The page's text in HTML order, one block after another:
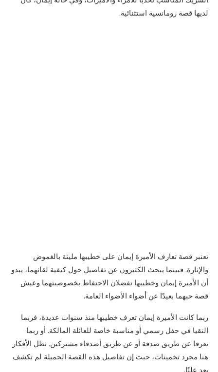
لديها قصة رومانسية استثنائية.
تعتبر قصة تعارف الأميرة إيمان على خطيبها مليئة بالغموض
والإثارة. فبينما يبحث الكثيرون عن تفاصيل حول كيفية لقائهما، يبدو
أن الأميرة إيمان وخطيبها تفضلان الاحتفاظ بخصوصيتهما وعيش
قصة حبهما بعيدًا عن أضواء الأضواء العامة.
ربما كانت الأميرة إيمان تعرف خطيبها منذ سنوات عديدة، فربما
التقيا في حفل رسمي أو مناسبة خاصة للعائلة المالكة. أو ربما
تعرفا عن طريق صدفة أو عن طريق أصدقاء مشتركين. تظل الأفكار
هنا مجرد تخمينات، حيث إن تفاصيل هذه القصة الجميلة لم تكشف
بعد علنًا.